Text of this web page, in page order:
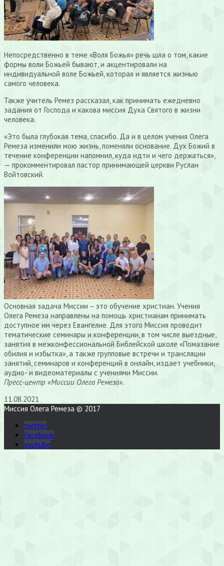
Непосредственно в теме «Воля Божья» речь шла о том, какие
формы воли Божьей бывают, и акцентировали на
индивидуальной воле Божьей, которая и является жизнью
самого человека.
Также учитель Ремез рассказал, как принимать ежедневно
задания от Господа и какова миссия Духа Святого в жизни
человека.
«Это была глубокая тема, спасибо. Да и в целом учения Олега
Ремеза изменили мою жизнь, поменяли основание. Дух Божий в
течение конференции напомнил, куда идти и чего держаться»,
— прокомментировал пастор принимающей церкви Руслан
Войтовский.
Основная задача Миссии – это обучение христиан. Учения
Олега Ремеза направлены на помощь христианам принимать
доступное им через Евангелие. Для этого Миссия проводит
тематические семинары и конференции, в том числе выездные,
занятия в межконфессиональной Библейской школе «Помазание
обилия и избытка», а также групповые встречи и трансляции
занятий, семинаров и конференций в онлайн, издает учебники,
аудио- и видеоматериалы с учениями Миссии.
Пресс-центр «Миссии Олега Ремеза».
11.08.2021
Миссия Олега Ремеза © 2017
twitter
facebook
youtube